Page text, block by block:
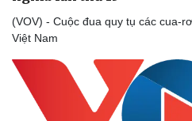
(VOV) - Cuộc đua quy tụ các cua-
Việt Nam